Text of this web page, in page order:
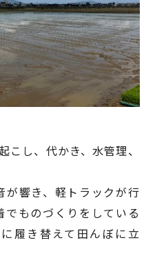
こし、代かき、水管理、
が響き、軽トラックが行
でものづくりをしている
履き替えて田んぼに立